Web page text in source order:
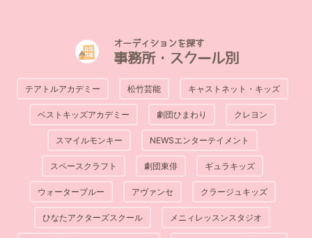
オーディションを探す
事務所・スクール別
テアトルアカデミー 松竹芸能 キャストネット・キッズ
ベストキッズアカデミー 劇団ひまわり クレヨン
スマイルモンキー NEWSエンターテイメント
スペースクラフト 劇団東俳 ギュラキッズ
ウォーターブルー アヴァンセ クラージュキッズ
ひなたアクターズスクール メニィレッスンスタジオ